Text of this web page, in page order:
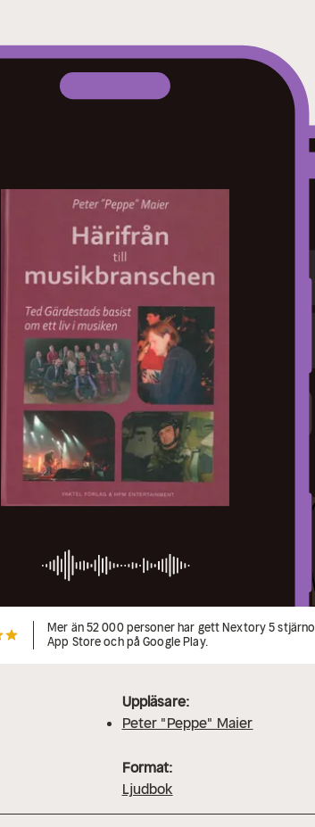
Mer än 52 000 personer har gett Nextory 5
App Store och på Google Play.
Uppläsare:
Peter "Peppe" Maier
Format:
Ljudbok